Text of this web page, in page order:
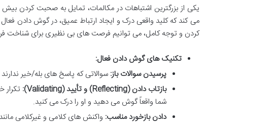
یکی از بزرگترین اشتباهات در مکالمات، تمایل به صحبت کردن
می کند که کلید واقعی درک و ایجاد ارتباط عمیق، در گوش دادن
کردن و توجه کامل، می توانیم فرصت های بی نظیری برای شناخت
تکنیک های گوش دادن فعال:
پرسیدن سوالات باز:سوالاتی که پاسخ های بله/خیر
بازتاب دادن (Reflecting) و تأیید (Validating):
شما واقعاً گوش می دهید و او را درک می کنید.
دادن بازخورد مناسب: واکنش های کلامی و غیرکلامی